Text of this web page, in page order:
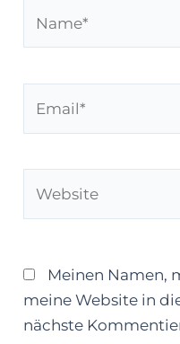
Meinen Namen,
meine Website in
nächste